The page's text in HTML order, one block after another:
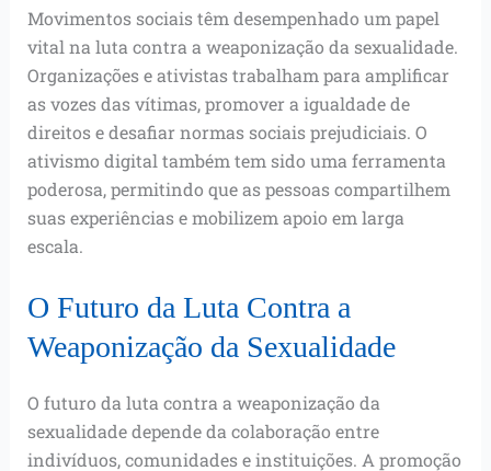
Movimentos sociais têm desempenhado um papel
vital na luta contra a weaponização da sexualidade.
Organizações e ativistas trabalham para amplificar
as vozes das vítimas, promover a igualdade de
direitos e desafiar normas sociais prejudiciais. O
ativismo digital também tem sido uma ferramenta
poderosa, permitindo que as pessoas compartilhem
suas experiências e mobilizem apoio em larga
escala.
O Futuro da Luta Contra a
Weaponização da Sexualidade
O futuro da luta contra a weaponização da
sexualidade depende da colaboração entre
indivíduos, comunidades e instituições. A promoção